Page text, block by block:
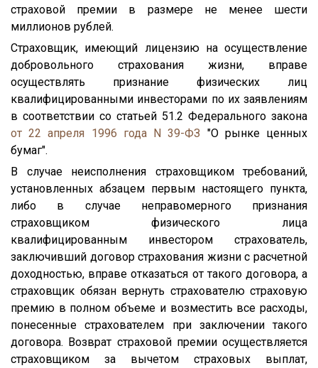
страховой премии в размере не менее шести
миллионов рублей.
Страховщик, имеющий лицензию на осуществление
добровольного страхования жизни, вправе
осуществлять признание физических лиц
квалифицированными инвесторами по их заявлениям
в соответствии со статьей 51.2 Федерального закона
от 22 апреля 1996 года N 39-ФЗ "О рынке ценных
бумаг".
В случае неисполнения страховщиком требований,
установленных абзацем первым настоящего пункта,
либо в случае неправомерного признания
страховщиком физического лица
квалифицированным инвестором страхователь,
заключивший договор страхования жизни с расчетной
доходностью, вправе отказаться от такого договора, а
страховщик обязан вернуть страхователю страховую
премию в полном объеме и возместить все расходы,
понесенные страхователем при заключении такого
договора. Возврат страховой премии осуществляется
страховщиком за вычетом страховых выплат,